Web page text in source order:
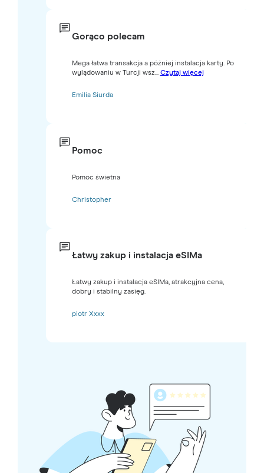
Gorąco polecam
Mega łatwa transakcja a później instalacja karty. Po
wylądowaniu w Turcji wsz... Czytaj więcej
Emilia Siurda
Pomoc
Pomoc świetna
Christopher
Łatwy zakup i instalacja eSIMa
Łatwy zakup i instalacja eSIMa, atrakcyjna cena,
dobry i stabilny zasięg.
piotr Xxxx